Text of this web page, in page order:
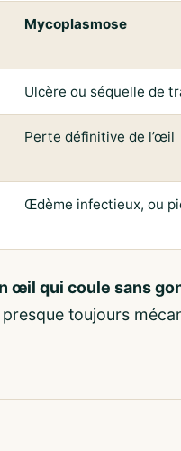
Mycoplasmose
Ulcère ou séquelle de
Perte définitive de l’œil
Œdème infectieux, ou
œil qui coule sans
toujours